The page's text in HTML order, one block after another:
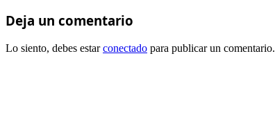
Deja un comentario
Lo siento, debes estarconectado para publicar un comentario.